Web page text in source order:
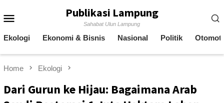
to
Publikasi Lampung
Sahabat Ulun Lampung
Ekologi Ekonomi & Bisnis Nasional Politik
Home Ekologi
Dari Gurun ke Hijau: Bagaimana Arab